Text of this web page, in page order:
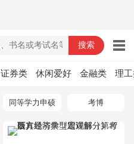
证券类 休闲爱好 金融类 理
同等学力申硕 考博